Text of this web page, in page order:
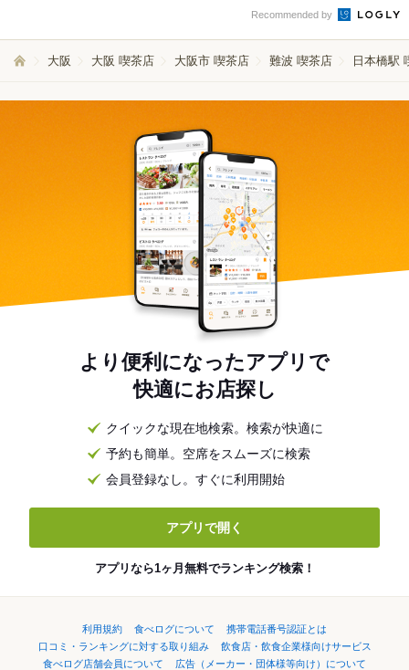
Recommended by
大阪 大阪 喫茶店 大阪市 喫茶店 難波 喫茶店 日本橋駅
より便利になったアプリで
快適にお店探し
クイックな現在地検索。検索が快適に
予約も簡単。空席をスムーズに検索
会員登録なし。すぐに利用開始
アプリで開く
アプリなら1ヶ月無料でランキング検索！
利用規約 食べログについて
携帯電話番号認証とは
口コミ・ランキングに対する取り組み
飲食店・飲食企業様向けサービス
食べログ店舗会員について
広告（メーカー・団体様等向け）について